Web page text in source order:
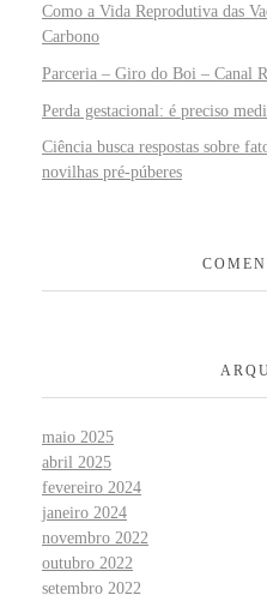
Como a Vida Reprodutiva das
Carbono
Parceria – Giro do Boi – Canal
Perda gestacional: é preciso
Ciência busca respostas sobre
novilhas pré-púberes
maio 2025
abril 2025
fevereiro 2024
janeiro 2024
novembro 2022
outubro 2022
setembro 2022